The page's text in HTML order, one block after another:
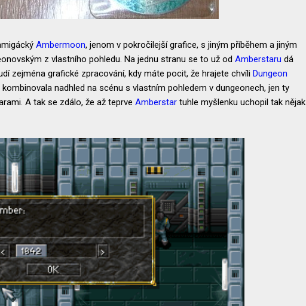
Ambermoon, jenom v pokročilejší grafice, s jiným příběhem a jiným
z vlastního pohledu. Na jednu stranu se to už od Amberstaru dá
zejména grafické zpracování, kdy máte pocit, že hrajete chvíli Dungeon
nadhled na scénu s vlastním pohledem v dungeonech, jen ty
A tak se zdálo, že až teprve Amberstar tuhle myšlenku uchopil tak nějak